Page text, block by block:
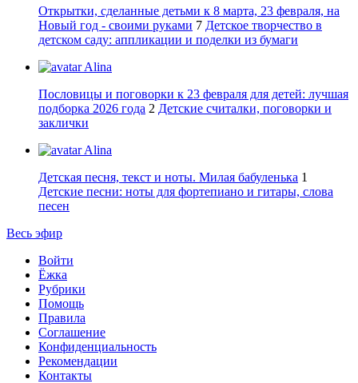
Открытки, сделанные детьми к 8 марта, 23 февраля, на
Новый год - своими руками 7 Детское творчество в
детском саду: аппликации и поделки из бумаги
Alina
Пословицы и поговорки к 23 февраля для детей: лучшая
подборка 2026 года 2 Детские считалки, поговорки и
заклички
Alina
Детская песня, текст и ноты. Милая бабуленька 1
Детские песни: ноты для фортепиано и гитары, слова
песен
Весь эфир
Войти
Ёжка
Рубрики
Помощь
Правила
Соглашение
Конфиденциальность
Рекомендации
Контакты